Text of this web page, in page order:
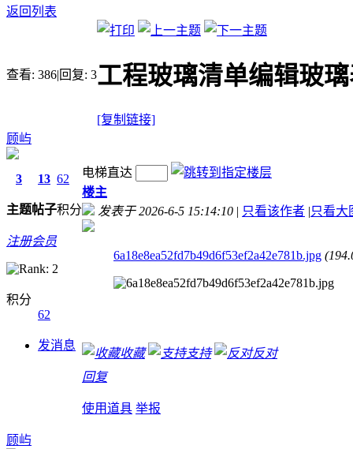
返回列表
查看: 386|回复: 3工程玻璃清单编辑玻
[复制链接]
顾屿
3
主题
13
帖子
62
积分
注册会员
积分
62
发消息
电梯直达
楼主
发表于 2026-6-5 15:14:10 | 只看该作者 |只看大
6a18e8ea52fd7b49d6f53ef2a42e781b.jpg
收藏 支持
反对
回复
使用道具 举报
顾屿